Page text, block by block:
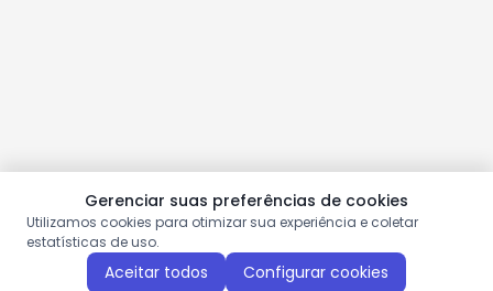
Gerenciar suas preferências de cookies
Utilizamos cookies para otimizar sua experiência e coletar
estatísticas de uso.
Aceitar todos Configurar cookies